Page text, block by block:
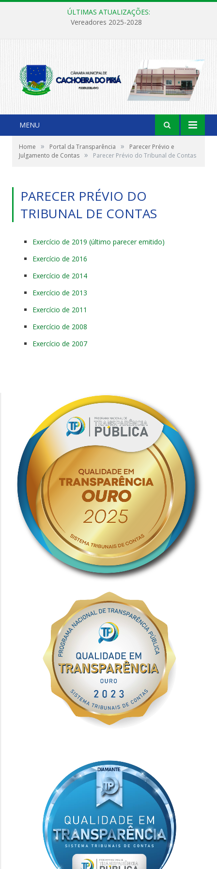
ÚLTIMAS ATUALIZAÇÕES:
Vereadores 2025-2028
MENU
Home » Portal da Transparência »
Parecer Prévio e
Julgamento de Contas » Parecer Prévio do Tribunal de Contas
PARECER PRÉVIO DO
TRIBUNAL DE CONTAS
Exercício de 2019 (último parecer emitido)
Exercício de 2016
Exercício de 2014
Exercício de 2013
Exercício de 2011
Exercício de 2008
Exercício de 2007